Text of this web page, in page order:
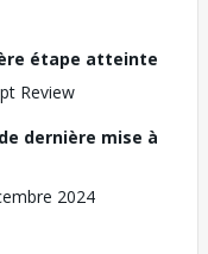
étape atteinte
Review
dernière mise à
2024